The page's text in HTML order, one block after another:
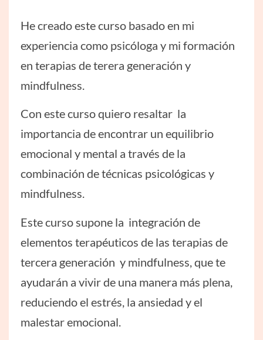
He creado este curso basado en mi
experiencia como psicóloga y mi formación
en terapias de terera generación y
mindfulness.
Con este curso quiero resaltar la
importancia de encontrar un equilibrio
emocional y mental a través de la
combinación de técnicas psicológicas y
mindfulness.
Este curso supone la integración de
elementos terapéuticos de las terapias de
tercera generación y mindfulness, que te
ayudarán a vivir de una manera más plena,
reduciendo el estrés, la ansiedad y el
malestar emocional.